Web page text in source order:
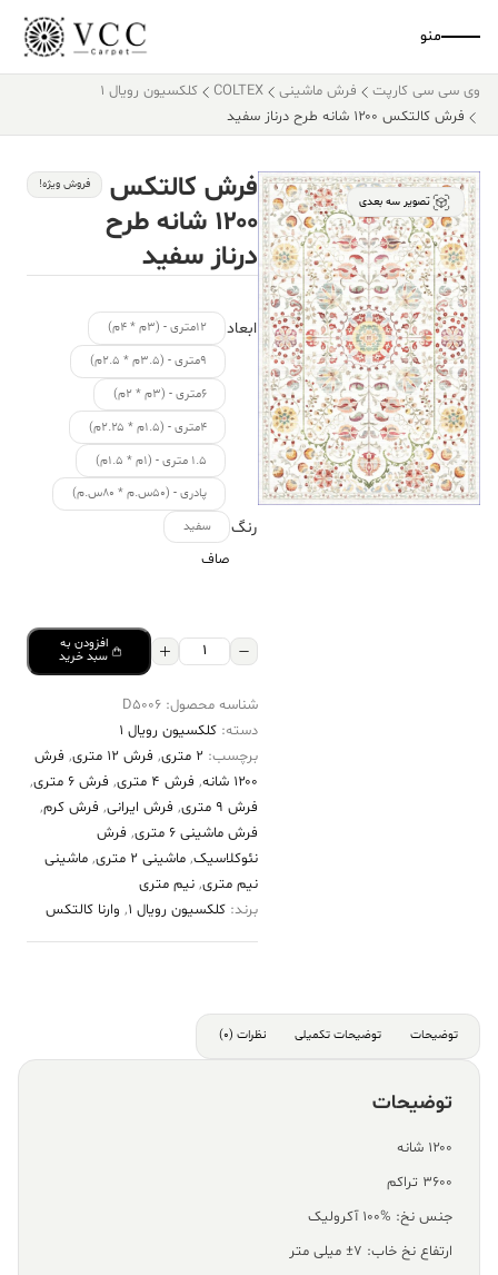
منو
وی سی سی کارپت فرش ماشینی COLTEX
کلکسیون رویال 1
فرش کالتکس ۱۲۰۰ شانه طرح درناز سفید
تصویر سه بعدی
فرش کالتکس
۱۲۰۰ شانه طرح
درناز سفید
فروش ویژه!
ابعاد
۱۲متری - (۳م * ۴م)
۹متری - (۳.۵م * ۲.۵م)
۶متری - (۳م * ۲م)
۴متری - (۱.۵م * ۲.۲۵م)
۱.۵ متری - (۱م * ۱.۵م)
پادری - (۵۰س.م * ۸۰س.م)
رنگ سفید
صاف
فرش
۱۲۰۰
طرح
درناز
سفید
عدد
افزودن به
سبد خرید
شناسه محصول: D5006
دسته: کلکسیون رویال 1
برچسب: 2 متری , فرش 12 متری , فرش
۱۲۰۰ شانه
, فرش 4 متری , فرش 6 متری
,
فرش 9 متری
, فرش ایرانی, فرش کرم,
فرش ماشینی 6 متری
, فرش
نئوکلاسیک, ماشینی 2 متری , ماشینی
نیم متری, نیم متری
برند: کلکسیون رویال 1 , وارنا کالتکس
توضیحات توضیحات تکمیلی نظرات (0)
توضیحات
۱۲۰۰ شانه
۳۶۰۰ تراکم
جنس نخ: %100 آکرولیک
ارتفاع نخ خاب: ۷± میلی متر